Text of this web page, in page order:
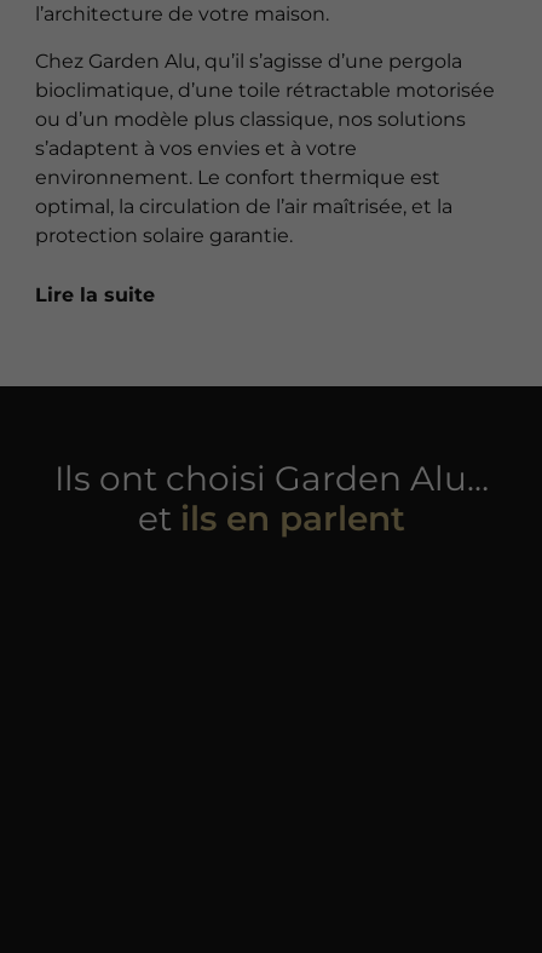
l’architecture de votre maison.
Chez Garden Alu, qu’il s’agisse d’une pergola
bioclimatique, d’une toile rétractable motorisée
ou d’un modèle plus classique, nos solutions
s’adaptent à vos envies et à votre
environnement. Le confort thermique est
optimal, la circulation de l’air maîtrisée, et la
protection solaire garantie.
Lire la suite
Ils ont choisi Garden Alu…
et ils en parlent